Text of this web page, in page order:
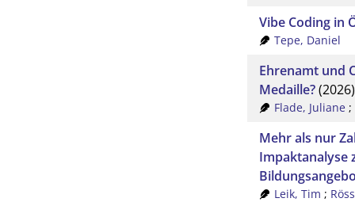
Vibe Coding in
Tepe, Daniel
Ehrenamt und
Medaille?(2026)
Flade, Juliane;
Mehr als nur
Impaktanalyse
Leik, Tim ;